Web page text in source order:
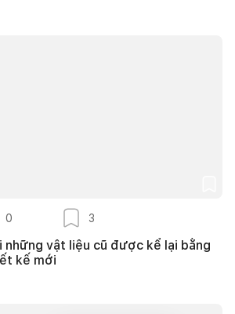
0 3
những vật liệu cũ được kể lại bằng
kế mới